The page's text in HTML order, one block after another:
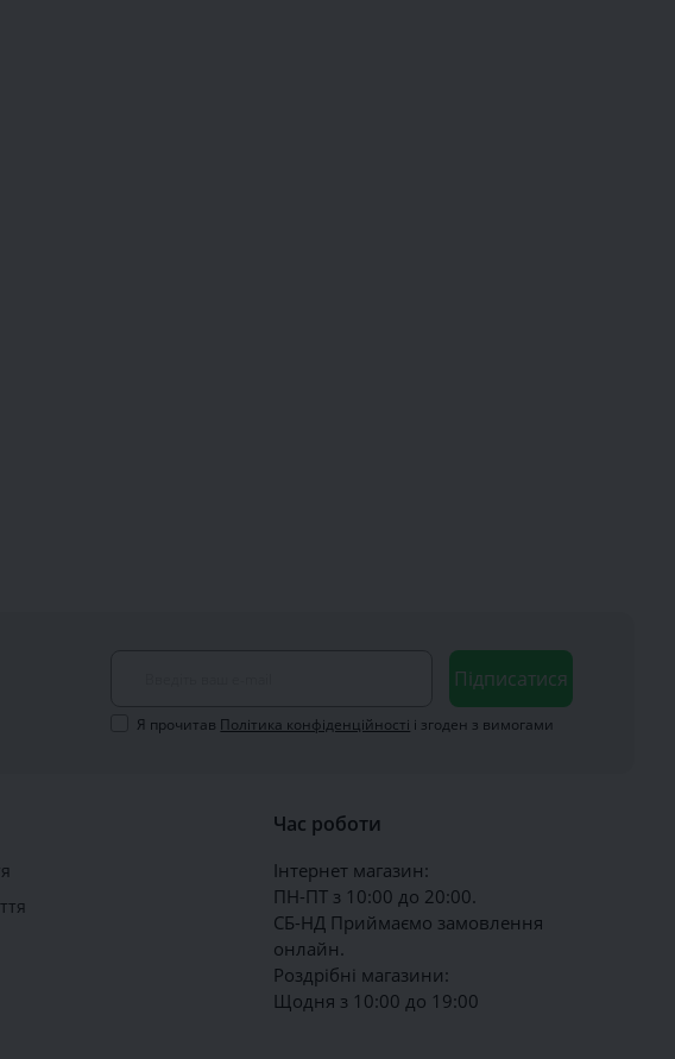
Підписатися
Я прочитав Політика конфіденційності і згоден з вимогами
Час роботи
Інтернет магазин:
ПН-ПТ з 10:00 до 20:00.
СБ-НД Приймаємо замовлення
онлайн.
Роздрібні магазини:
Щодня з 10:00 до 19:00